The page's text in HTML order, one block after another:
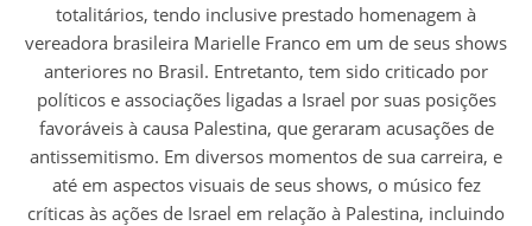
totalitários, tendo inclusive prestado homenagem à
vereadora brasileira Marielle Franco em um de seus shows
anteriores no Brasil. Entretanto, tem sido criticado por
políticos e associações ligadas a Israel por suas posições
favoráveis à causa Palestina, que geraram acusações de
antissemitismo. Em diversos momentos de sua carreira, e
até em aspectos visuais de seus shows, o músico fez
críticas às ações de Israel em relação à Palestina, incluindo